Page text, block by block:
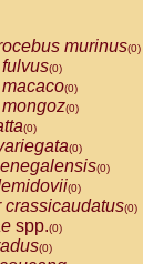
murinus(0)
(0)
(0)
(0)
(0)
(0)
(0)
(0)
crassicaudatus(0)
spp.(0)
(0)